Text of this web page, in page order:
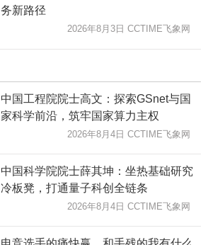
务新路径
2026年8月3日 CCTIME飞象网
中国工程院院士高文：探索GSnet与国
家科学前沿，筑牢国家算力主权
2026年8月4日 CCTIME飞象网
中国科学院院士薛其坤：坐热基础研究
冷板凳，打通量子科创全链条
2026年8月4日 CCTIME飞象网